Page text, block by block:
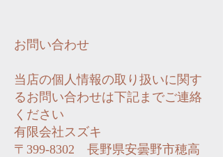
お問い合わせ
当店の個人情報の取り扱いに関す
るお問い合わせは下記までご連絡
ください
有限会社スズキ
〒399-8302 長野県安曇野市穂高